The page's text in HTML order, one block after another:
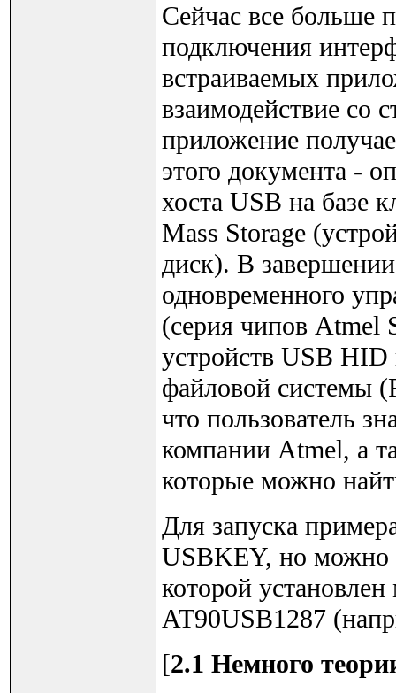
Сейчас все больше
подключения
встраиваемых
взаимодействие со
приложение
этого документа -
хоста USB на базе
Mass Storage
диск). В
одновременного
(серия чипов Atmel
устройств USB
файловой системы
что пользователь
компании Atmel, а
которые можно
Для запуска
USBKEY, но можно
которой
AT90USB1287
[2.1 Немного